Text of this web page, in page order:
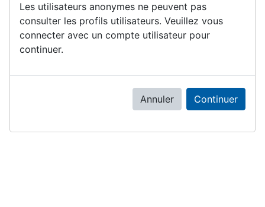
Les utilisateurs anonymes ne peuvent pas
consulter les profils utilisateurs. Veuillez vous
connecter avec un compte utilisateur pour
continuer.
Annuler Continuer